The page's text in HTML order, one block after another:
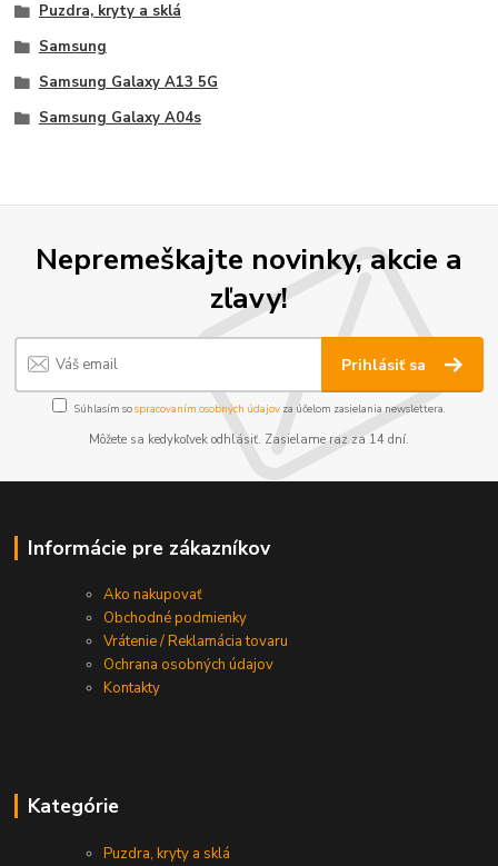
Puzdra, kryty a sklá
Samsung
Samsung Galaxy A13 5G
Samsung Galaxy A04s
Nepremeškajte novinky, akcie a
zľavy!
Prihlásiť sa
Súhlasím sospracovaním osobných údajov za účelom zasielania newslettera.
Môžete sa kedykoľvek odhlásiť. Zasielame raz za 14 dní.
Informácie pre zákazníkov
Ako nakupovať
Obchodné podmienky
Vrátenie / Reklamácia tovaru
Ochrana osobných údajov
Kontakty
Kategórie
Puzdra, kryty a sklá